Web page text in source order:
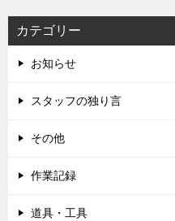
カテゴリー
お知らせ
スタッフの独り言
その他
作業記録
道具・工具